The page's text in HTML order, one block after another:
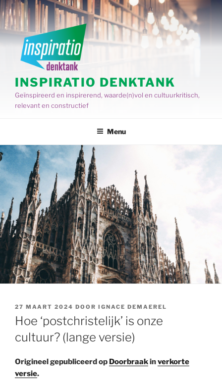
Spring
naar
de
inhoud
INSPIRATIO DENKTANK
Geïnspireerd en inspirerend, waarde(n)vol en cultuurkritisch,
relevant en constructief
Menu
GEPLAATST
OP
27 MAART 2024 DOOR IGNACE DEMAEREL
Hoe ‘postchristelijk’ is onze
cultuur? (lange versie)
Origineel gepubliceerd op Doorbraakinverkorte
versie.